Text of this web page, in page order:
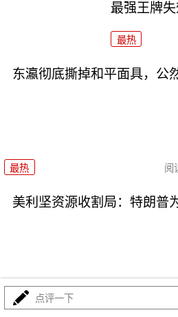
最强王牌
最热
东瀛彻底撕掉和平面具，公
最热 阅
美利坚资源收割局：特朗普
最热 点评一下